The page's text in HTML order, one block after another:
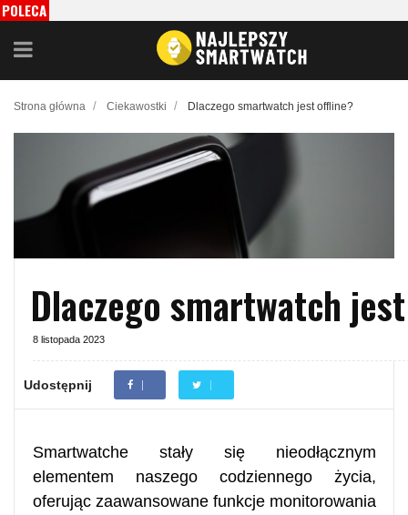
POLECA
Strona główna / Ciekawostki / Dlaczego smartwatch jest offline?
Dlaczego smartwatch
8 listopada 2023
Udostępnij
Smartwatche stały się nieodłącznym
elementem naszego codziennego życia,
oferując zaawansowane funkcje monitorowania